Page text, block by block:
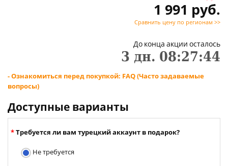
1 991 руб.
Сравнить цену по регионам >>
До конца акции осталось
3 дн. 08:27:43
- Ознакомиться перед покупкой: FAQ (Часто задаваемые
вопросы)
Доступные варианты
Требуется ли вам турецкий аккаунт в подарок?
Не требуется